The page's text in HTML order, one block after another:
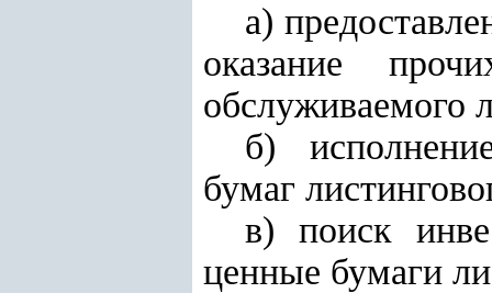
а)
оказание
обслуживаемого
б)
бумаг
в) поиск
ценные бумаги